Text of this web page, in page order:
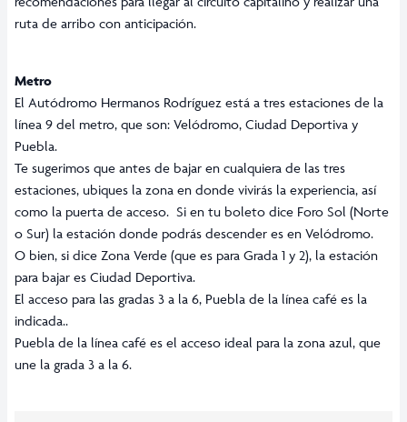
ruta de arribo con anticipación.
Metro
El Autódromo Hermanos Rodríguez está a tres estaciones de la
línea 9 del metro, que son: Velódromo, Ciudad Deportiva y
Puebla.
Te sugerimos que antes de bajar en cualquiera de las tres
estaciones, ubiques la zona en donde vivirás la experiencia, así
como la puerta de acceso. Si en tu boleto dice Foro Sol (Norte
o Sur) la estación donde podrás descender es en Velódromo.
O bien, si dice Zona Verde (que es para Grada 1 y 2), la estación
para bajar es Ciudad Deportiva.
El acceso para las gradas 3 a la 6, Puebla de la línea café es la
indicada..
Puebla de la línea café es el acceso ideal para la zona azul, que
une la grada 3 a la 6.